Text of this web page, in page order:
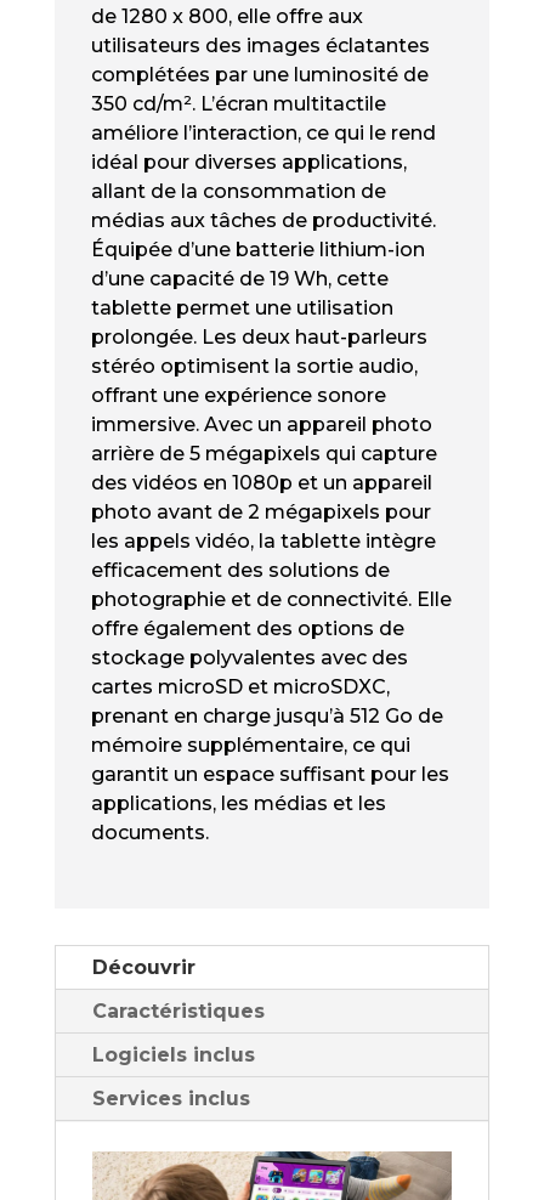
de 1280 x 800, elle offre aux
utilisateurs des images éclatantes
complétées par une luminosité de
350 cd/m². L’écran multitactile
améliore l’interaction, ce qui le rend
idéal pour diverses applications,
allant de la consommation de
médias aux tâches de productivité.
Équipée d’une batterie lithium-ion
d’une capacité de 19 Wh, cette
tablette permet une utilisation
prolongée. Les deux haut-parleurs
stéréo optimisent la sortie audio,
offrant une expérience sonore
immersive. Avec un appareil photo
arrière de 5 mégapixels qui capture
des vidéos en 1080p et un appareil
photo avant de 2 mégapixels pour
les appels vidéo, la tablette intègre
efficacement des solutions de
photographie et de connectivité. Elle
offre également des options de
stockage polyvalentes avec des
cartes microSD et microSDXC,
prenant en charge jusqu’à 512 Go de
mémoire supplémentaire, ce qui
garantit un espace suffisant pour les
applications, les médias et les
documents.
Découvrir
Caractéristiques
Logiciels inclus
Services inclus